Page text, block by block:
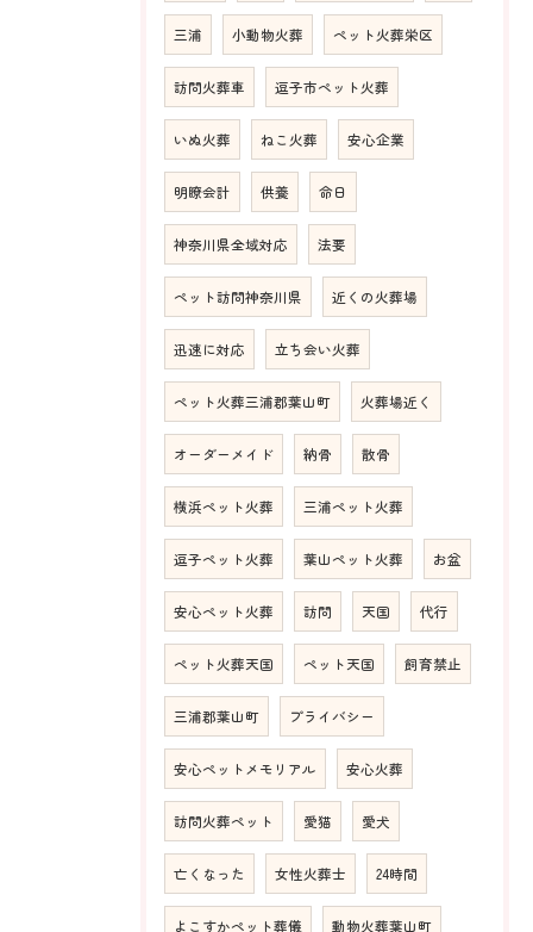
三浦 小動物火葬 ペット火葬栄区
訪問火葬車 逗子市ペット火葬
いぬ火葬 ねこ火葬 安心企業
明瞭会計 供養 命日
神奈川県全域対応 法要
ペット訪問神奈川県 近くの火葬場
迅速に対応 立ち会い火葬
ペット火葬三浦郡葉山町 火葬場近く
オーダーメイド 納骨 散骨
横浜ペット火葬 三浦ペット火葬
逗子ペット火葬 葉山ペット火葬 お盆
安心ペット火葬 訪問 天国 代行
ペット火葬天国 ペット天国 飼育禁止
三浦郡葉山町 プライバシー
安心ペットメモリアル 安心火葬
訪問火葬ペット 愛猫 愛犬
亡くなった 女性火葬士 24時間
よこすかペット葬儀 動物火葬葉山町